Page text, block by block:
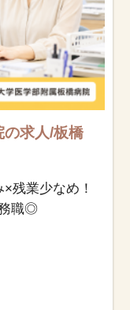
の求人/板橋
残業少なめ！
職◎